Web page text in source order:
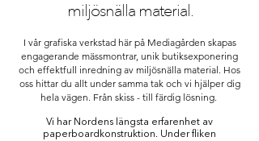
miljösnälla material.
I vår grafiska verkstad här på Mediagården skapas
engagerande mässmontrar, unik butiksexponering
och effektfull inredning av miljösnälla material. Hos
oss hittar du allt under samma tak och vi hjälper dig
hela vägen. Från skiss - till färdig lösning.
Vi har Nordens längsta erfarenhet av
paperboardkonstruktion. Under fliken